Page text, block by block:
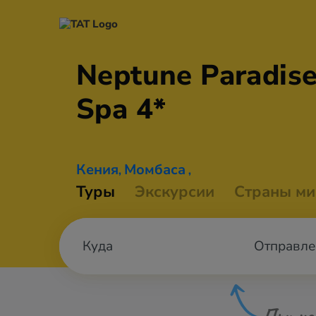
Neptune
Spa 4*
Кения, Момбаса ,
Туры Экскурсии Страны